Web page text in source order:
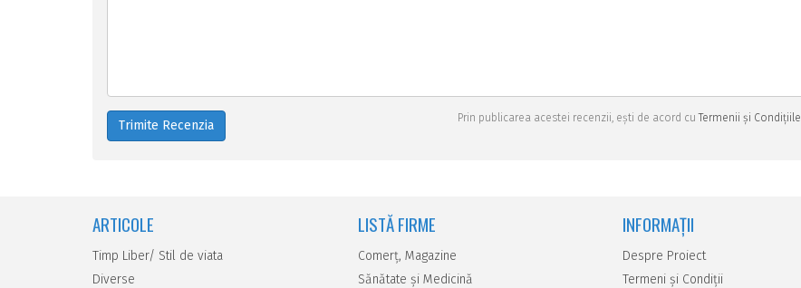
Trimite Recenzia Prin publicarea acestei recenzii, ești de acord cuTermenii și Condițiile
ARTICOLE
Timp Liber/ Stil de viata
Diverse
LISTĂ FIRME
Comerţ, Magazine
Sănătate şi Medicină
INFORMAȚII
Despre Proiect
Termeni și Condiții